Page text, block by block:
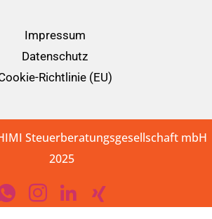
Impressum
Datenschutz
Richtlinie (EU)
Steuerberatungsgesellschaft mbH
2025